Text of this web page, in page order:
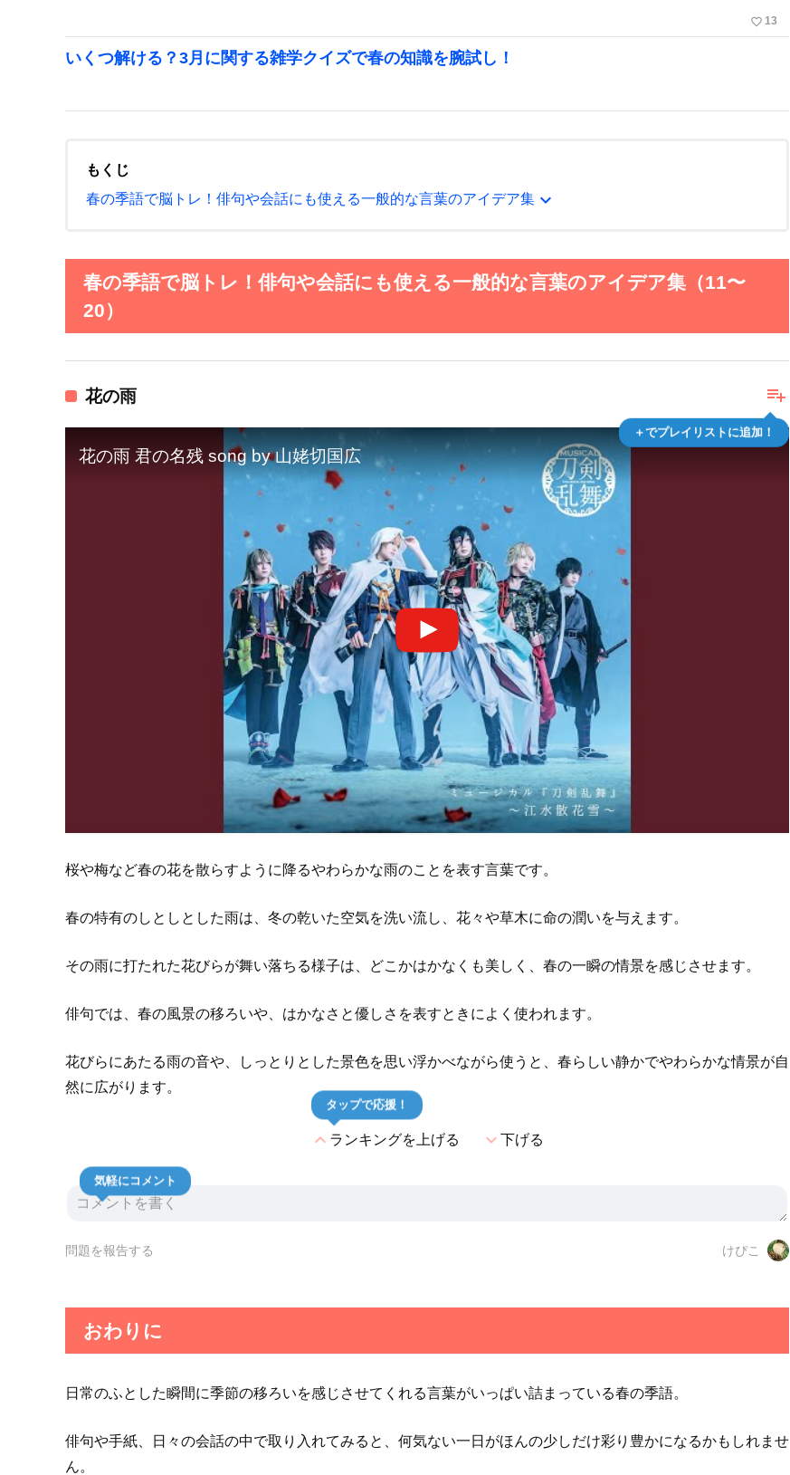
favorite_border 13
いくつ解ける？3月に関する雑学クイズで春の知識を腕試し！
もくじ
春の季語で脳トレ！俳句や会話にも使える一般的な言葉のアイデア集 expand_more
春の季語で脳トレ！俳句や会話にも使える一般的な言葉のアイデア集（11〜
20）
playlist_add
＋でプレイリストに追加！
花の雨
花の雨 君の名残 song by 山姥切国広
桜や梅など春の花を散らすように降るやわらかな雨のことを表す言葉です。
春の特有のしとしとした雨は、冬の乾いた空気を洗い流し、花々や草木に命の潤いを与えます。
その雨に打たれた花びらが舞い落ちる様子は、どこかはかなくも美しく、春の一瞬の情景を感じさせます。
俳句では、春の風景の移ろいや、はかなさと優しさを表すときによく使われます。
花びらにあたる雨の音や、しっとりとした景色を思い浮かべながら使うと、春らしい静かでやわらかな情景が自
然に広がります。
expand_lessランキングを上げる
タップで応援！
expand_more下げる
気軽にコメント
けぴこ
問題を報告する
おわりに
日常のふとした瞬間に季節の移ろいを感じさせてくれる言葉がいっぱい詰まっている春の季語。
俳句や手紙、日々の会話の中で取り入れてみると、何気ない一日がほんの少しだけ彩り豊かになるかもしれませ
ん。